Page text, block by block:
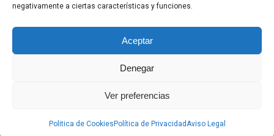
negativamente a ciertas características y funciones.
Aceptar
Denegar
Ver preferencias
Politica de Cookies Política de PrivacidadAviso Legal
2022-2026 ©